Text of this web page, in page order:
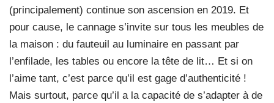
(principalement) continue son ascension en 2019. Et
pour cause, le cannage s’invite sur tous les meubles de
la maison : du fauteuil au luminaire en passant par
l’enfilade, les tables ou encore la tête de lit… Et si on
l’aime tant, c’est parce qu’il est gage d’authenticité !
Mais surtout, parce qu’il a la capacité de s’adapter à de